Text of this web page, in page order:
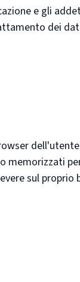
e gli
dei
memorizzati
sul proprio